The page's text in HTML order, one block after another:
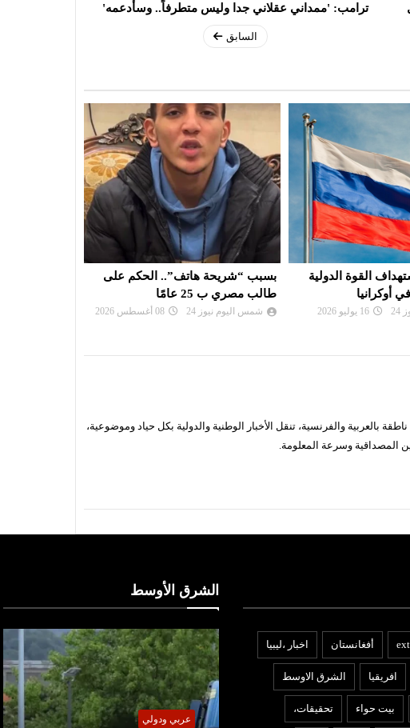
ترامب: 'ممداني عقلاني جدا وليس متطرفاً.. وسأدعمه'
السابق
الحكم على
08 أغسطس 2026
امريكا : إعلان حالة الطوارئ وعمليات
إجلاء واسعة بسبب الحرائق
شمس اليوم نيوز 24 02 أغسطس 2026
بالعربية والفرنسية، تنقل الأخبار الوطنية والدولية بكل حياد وموضوعية،
المصداقية وسرعة المعلومة.
أفغانستان اخبار ،ليبيا
افريقيا الشرق الاوسط
بيت حواء تحقيقات،
الشرق الأوسط
عربي ودولي عربي ودولي